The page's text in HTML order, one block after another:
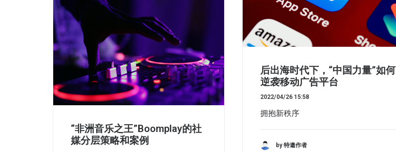
后出海时代下，“中国力量”如何
逆袭移动广告平台
2022/04/26 15:58
拥抱新秩序
by 特邀作者
“非洲音乐之王”Boomplay的社
媒分层策略和案例